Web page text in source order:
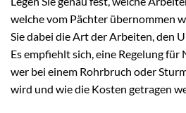
welche vom Pächter übernommen
Sie dabei die Art der Arbeiten, den
Es empfiehlt sich, eine Regelung für
wer bei einem Rohrbruch oder
wird und wie die Kosten getragen